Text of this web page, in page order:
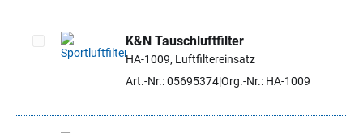
Artikel auswählen
K&N Tauschluftfilter
HA-1009, Luftfiltereinsatz
Art.-Nr.: 05695374Org.-Nr.: HA-1009